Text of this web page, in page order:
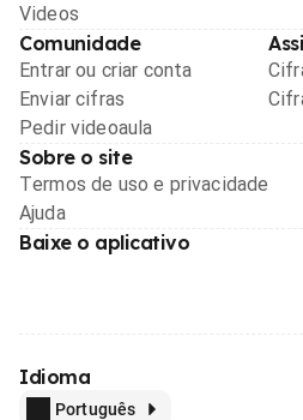
Videos
Comunidade
Entrar ou criar conta
Enviar cifras
Pedir videoaula
Sobre o site
Termos de uso e privacidade
Ajuda
Baixe o aplicativo
Idioma
Português